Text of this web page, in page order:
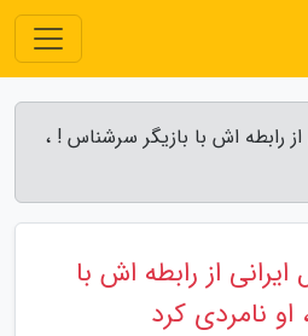
رابطه اش با بازیگر سرشناس ! ،
از رابطه اش با
نامردی کرد